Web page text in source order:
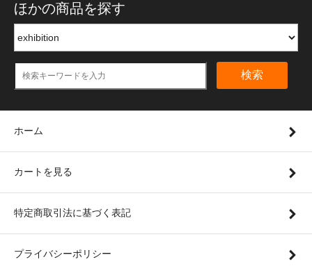
ほかの商品を探す
検索
ホーム
カートを見る
特定商取引法に基づく表記
プライバシーポリシー